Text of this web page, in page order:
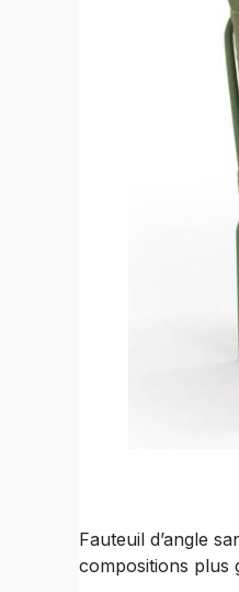
Fauteuil d’angle
compositions plus